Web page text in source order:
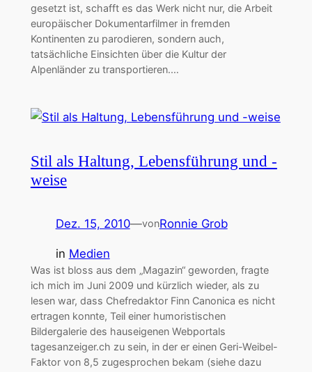
gesetzt ist, schafft es das Werk nicht nur, die Arbeit
europäischer Dokumentarfilmer in fremden
Kontinenten zu parodieren, sondern auch,
tatsächliche Einsichten über die Kultur der
Alpenländer zu transportieren.…
Stil als Haltung, Lebensführung und -
weise
Dez. 15, 2010—vonRonnie Grob
in Medien
Was ist bloss aus dem „Magazin“ geworden, fragte
ich mich im Juni 2009 und kürzlich wieder, als zu
lesen war, dass Chefredaktor Finn Canonica es nicht
ertragen konnte, Teil einer humoristischen
Bildergalerie des hauseigenen Webportals
tagesanzeiger.ch zu sein, in der er einen Geri-Weibel-
Faktor von 8,5 zugesprochen bekam (siehe dazu